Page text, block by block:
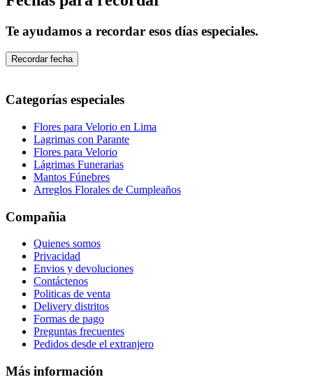
Te ayudamos a recordar esos días especiales.
Recordar fecha
Categorías especiales
Flores para Velorio en Lima
Lagrimas con Parante
Flores para Velorio
Lágrimas Funerarias
Mantos Fúnebres
Arreglos Florales de Cumpleaños
Compañia
Quienes somos
Privacidad
Envios y devoluciones
Contáctenos
Politicas de venta
Delivery distritos
Formas de pago
Preguntas frecuentes
Pedidos desde el extranjero
Más información